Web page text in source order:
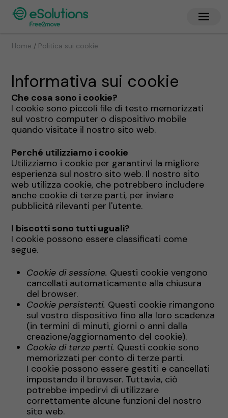
Home / Politica sui cookie
Informativa sui cookie
Che cosa sono i cookie?
I cookie sono piccoli file di testo memorizzati
sul vostro computer o dispositivo mobile
quando visitate il nostro sito web.
Perché utilizziamo i cookie
Utilizziamo i cookie per garantirvi la migliore
esperienza sul nostro sito web. Il nostro sito
web utilizza cookie, che potrebbero includere
anche cookie di terze parti, per inviare
pubblicità rilevanti per l'utente.
I biscotti sono tutti uguali?
I cookie possono essere classificati come
segue.
Cookie di sessione. Questi cookie vengono
cancellati automaticamente alla chiusura
del browser.
Cookie persistenti. Questi cookie rimangono
sul vostro dispositivo fino alla loro scadenza
(in termini di minuti, giorni o anni dalla
creazione/aggiornamento del cookie).
Cookie di terze parti. Questi cookie sono
memorizzati per conto di terze parti.
I cookie possono essere gestiti e cancellati
impostando il browser. Tuttavia, ciò
potrebbe impedirvi di utilizzare
correttamente alcune funzioni del nostro
sito web.